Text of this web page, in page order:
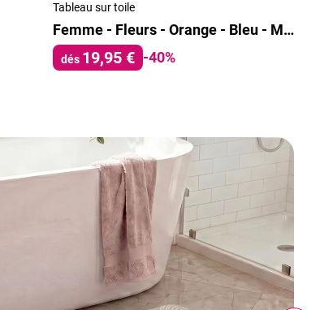
Tableau sur toile
Femme - Fleurs - Orange - Bleu - Moderne
dés 19,95 € -40%